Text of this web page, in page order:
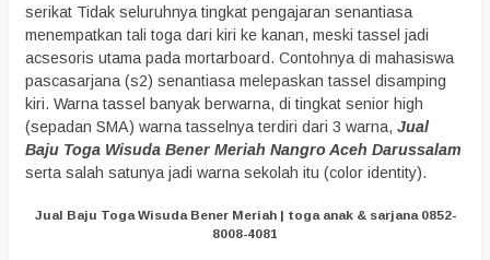
serikat Tidak seluruhnya tingkat pengajaran senantiasa
menempatkan tali toga dari kiri ke kanan, meski tassel jadi
acsesoris utama pada mortarboard. Contohnya di mahasiswa
pascasarjana (s2) senantiasa melepaskan tassel disamping
kiri. Warna tassel banyak berwarna, di tingkat senior high
(sepadan SMA) warna tasselnya terdiri dari 3 warna, Jual
Baju Toga Wisuda Bener Meriah Nangro Aceh Darussalam
serta salah satunya jadi warna sekolah itu (color identity).
Jual Baju Toga Wisuda Bener Meriah | toga anak & sarjana 0852-
8008-4081